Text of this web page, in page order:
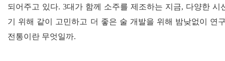
되어주고 있다. 3대가 함께 소주를 제조하는 지금, 다양한 시
기 위해 같이 고민하고 더 좋은 술 개발을 위해 밤낮없이 연
전통이란 무엇일까.